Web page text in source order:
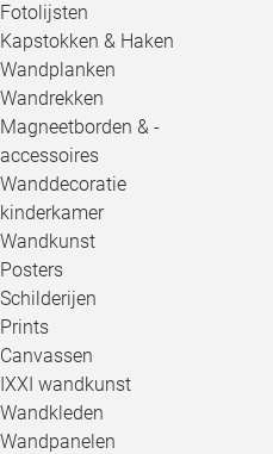
Fotolijsten
Kapstokken & Haken
Wandplanken
Wandrekken
Magneetborden & -
accessoires
Wanddecoratie
kinderkamer
Wandkunst
Posters
Schilderijen
Prints
Canvassen
IXXI wandkunst
Wandkleden
Wandpanelen